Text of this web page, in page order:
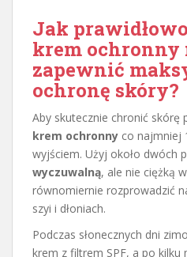
Jak
krem ochronny
zapewnić
ochronę skóry?
Aby skutecznie chronić skórę
krem ochronny co najmniej
wyjściem. Użyj około dwóch
wyczuwalną, ale nie ciężką
równomiernie rozprowadzić
szyi i dłoniach.
Podczas słonecznych dni
krem z filtrem SPF, a po kilku